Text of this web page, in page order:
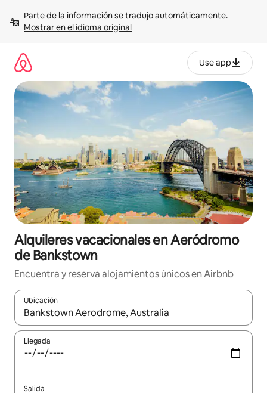
contenidoMostrar en el idioma original
Use app
Alquileres vacacionales en Aeródromo
de Bankstown
Encuentra y reserva alojamientos únicos en Airbnb
Ubicación
Cuando los resultados estén disponibles, navega con las
Llegada
Salida